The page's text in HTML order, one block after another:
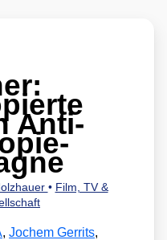
Anti-
• Film, TV &
, Jochem Gerrits,